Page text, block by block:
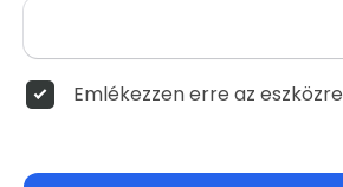
Emlékezzen erre az eszközre